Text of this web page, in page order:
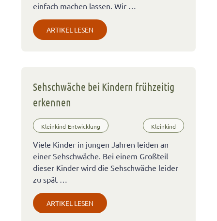
einfach machen lassen. Wir …
ARTIKEL LESEN
Sehschwäche bei Kindern frühzeitig
erkennen
Kleinkind-Entwicklung Kleinkind
Viele Kinder in jungen Jahren leiden an
einer Sehschwäche. Bei einem Großteil
dieser Kinder wird die Sehschwäche leider
zu spät …
ARTIKEL LESEN